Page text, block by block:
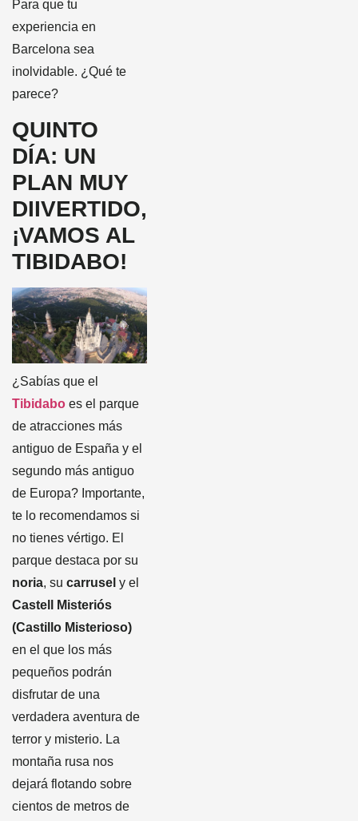
Para que tu
experiencia en
Barcelona sea
inolvidable. ¿Qué te
parece?
QUINTO
DÍA: UN
PLAN MUY
DIIVERTIDO,
¡VAMOS AL
TIBIDABO!
¿Sabías que el
Tibidabo es el parque
de atracciones más
antiguo de España y el
segundo más antiguo
de Europa? Importante,
te lo recomendamos si
no tienes vértigo. El
parque destaca por su
noria, su carrusel y el
Castell Misteriós
(Castillo Misterioso)
en el que los más
pequeños podrán
disfrutar de una
verdadera aventura de
terror y misterio. La
montaña rusa nos
dejará flotando sobre
cientos de metros de